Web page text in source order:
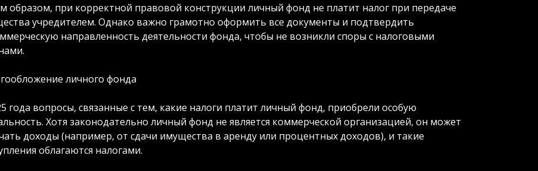
образом, при корректной правовой конструкции личный фонд не платит налог при передаче
учредителем. Однако важно грамотно оформить все документы и подтвердить
направленность деятельности фонда, чтобы не возникли споры с налоговыми
личного фонда
года вопросы, связанные с тем, какие налоги платит личный фонд, приобрели особую
Хотя законодательно личный фонд не является коммерческой организацией, он может
доходы (например, от сдачи имущества в аренду или процентных доходов), и такие
облагаются налогами.